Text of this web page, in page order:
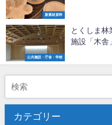
新素材原料
公共施設・庁舎・学校
とくしま
施設「木舎
カテゴリー